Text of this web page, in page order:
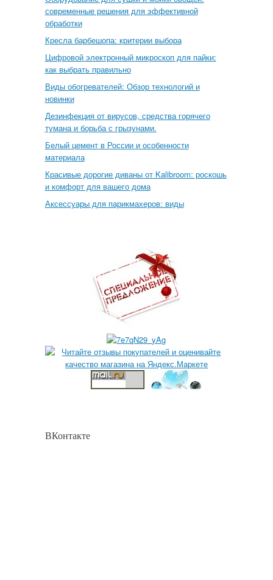
современные решения для эффективной
обработки
Кресла барбешопа: критерии выбора
Цифровой электронный микроскоп для пайки:
как выбрать правильно
Виды обогревателей: Обзор технологий и
новинки
Дезинфекция от вирусов, средства горячего
тумана и борьба с грызунами.
Белый цемент в России и особенности
материала
Красивые дорогие диваны от Kalibroom: роскошь
и комфорт для вашего дома
Аксессуары для парикмахеров: виды
ВКонтакте